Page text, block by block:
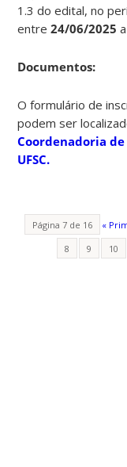
1.3 do edital, no
entre24/06/2025
Documentos:
O formulário de
podem ser
Coordenadoria
UFSC.
Página 7 de 16 «
8
9 10